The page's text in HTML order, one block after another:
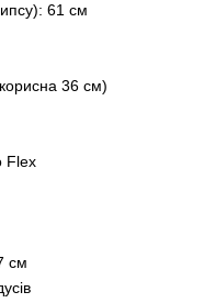
61 см
36 см)
Flex
см